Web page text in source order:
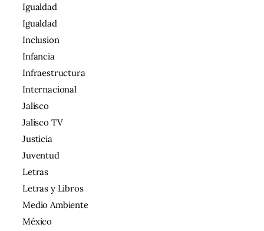
Igualdad
Igualdad
Inclusion
Infancia
Infraestructura
Internacional
Jalisco
Jalisco TV
Justicia
Juventud
Letras
Letras y Libros
Medio Ambiente
México